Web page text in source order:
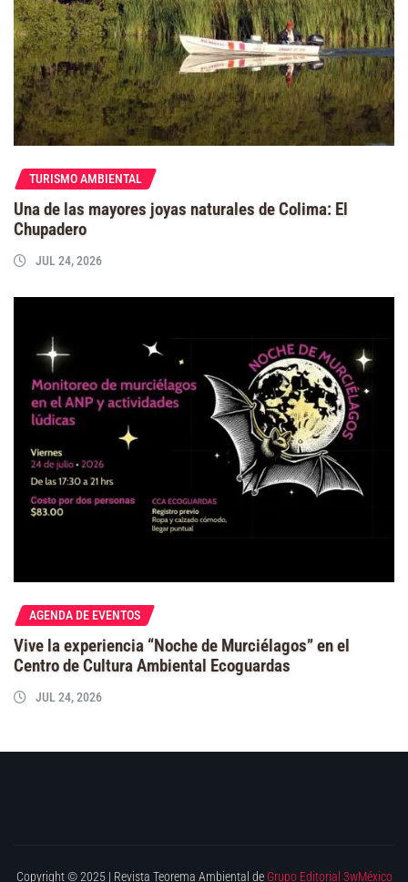
TURISMO AMBIENTAL
Una de las mayores joyas naturales de Colima: El
Chupadero
JUL 24, 2026
AGENDA DE EVENTOS
Vive la experiencia “Noche de Murciélagos” en el
Centro de Cultura Ambiental Ecoguardas
JUL 24, 2026
Copyright © 2025 | Revista Teorema Ambiental de Grupo Editorial 3wMéxico